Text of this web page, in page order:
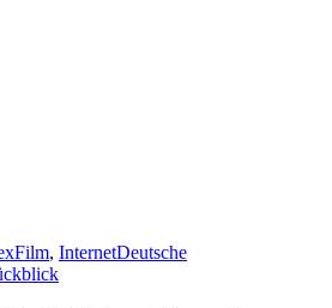
Categories
Film, InternetTags
Deutsche